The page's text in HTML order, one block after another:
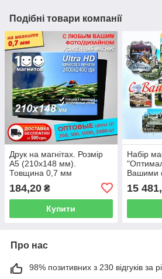
Подібні товари компанії
Друк на магнітах. Розмір
А5 (210х148 мм).
Товщина 0,7 мм
184,20 ₴
Купити
Набір
Вашими
15
Про нас
98% позитивних з 230 відгуків за